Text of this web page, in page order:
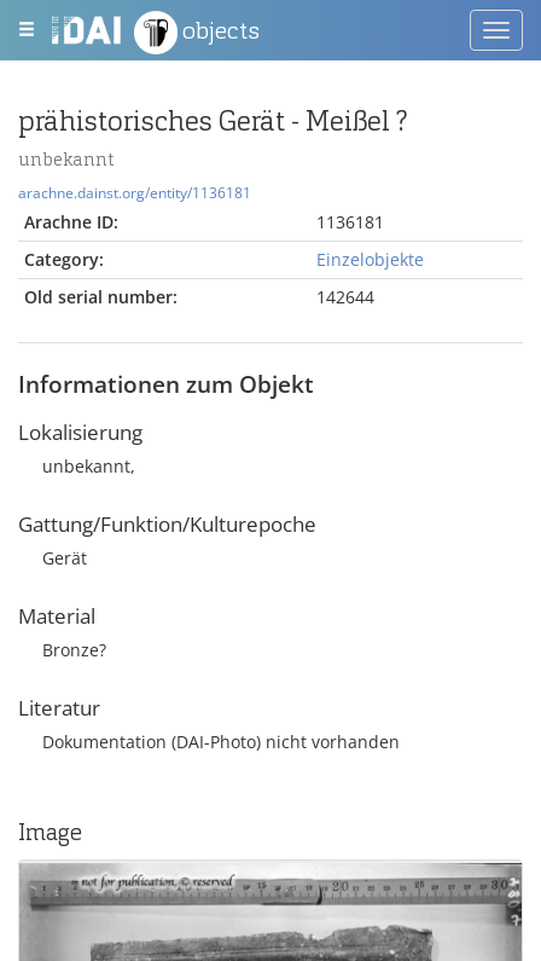
objects
prähistorisches Gerät - Meißel ?
unbekannt
arachne.dainst.org/entity/1136181
Arachne ID:
1136181
Category:
Einzelobjekte
Old serial number:
142644
Informationen zum Objekt
Lokalisierung
unbekannt,
Gattung/Funktion/Kulturepoche
Gerät
Material
Bronze?
Literatur
Dokumentation (DAI-Photo) nicht vorhanden
Image